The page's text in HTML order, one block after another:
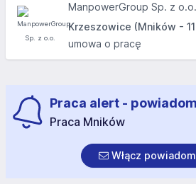
ManpowerGroup Sp. z o.o.
Krzeszowice (Mników -
umowa o pracę
Praca alert -
Praca Mników
Włącz